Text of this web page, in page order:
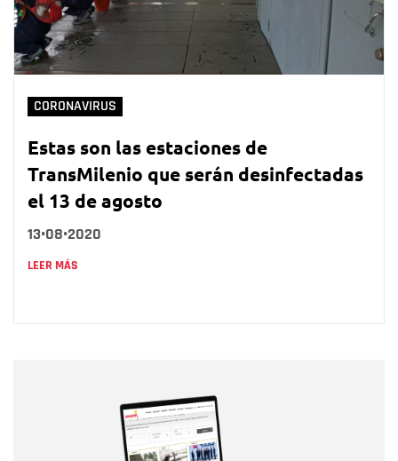
CORONAVIRUS
Estas son las estaciones de
TransMilenio que serán desinfectadas
el 13 de agosto
13•08•2020
LEER MÁS
Correo electrónico